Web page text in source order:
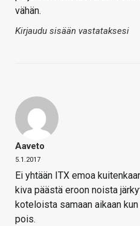
vähän.
Kirjaudu sisään vastataksesi
Aaveto
5.1.2017
Ei yhtään ITX emoa
kiva päästä eroon noista
koteloista samaan aikaan
pois.